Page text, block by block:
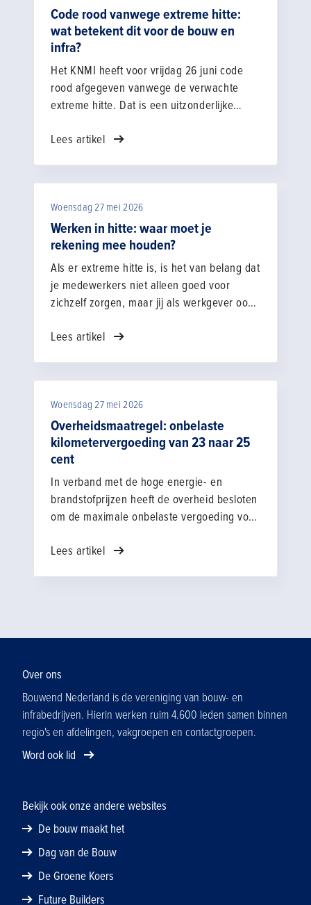
Code rood vanwege extreme hitte:
wat betekent dit voor de bouw en
infra?
Het KNMI heeft voor vrijdag 26 juni code
rood afgegeven vanwege de verwachte
extreme hitte. Dat is een uitzonderlijke
werken in de bouw en infra. Veilig en
opnieuw te beoordelen en waar nodig
aanvullende maatregelen te nemen. Het
hitteprotocol van Volandis biedt daarvoor
praktische handvatten. Ook de cao Bouw &
Infra bevat afspraken over veilig en gezond
werken.
Lees artikel
Woensdag 27 mei 2026
Werken in hitte: waar moet je
rekening mee houden?
Als er extreme hitte is, is het van belang dat
je medewerkers niet alleen goed voor
zichzelf zorgen, maar jij als werkgever ook
hebben we afspraken over gemaakt in de
Lees artikel
Woensdag 27 mei 2026
Overheidsmaatregel: onbelaste
kilometervergoeding van 23 naar 25
cent
In verband met de hoge energie- en
brandstofprijzen heeft de overheid besloten
om de maximale onbelaste vergoeding voor
cent per kilometer. De maatregel geldt met
Lees artikel
Over ons
Bouwend Nederland is de vereniging van bouw- en
infrabedrijven. Hierin werken ruim 4.600 leden samen binnen
regio's en afdelingen, vakgroepen en contactgroepen.
Word ook lid
Bekijk ook onze andere websites
De bouw maakt het
Dag van de Bouw
De Groene Koers
Future Builders